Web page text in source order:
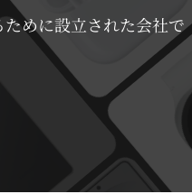
めに設立された会社で